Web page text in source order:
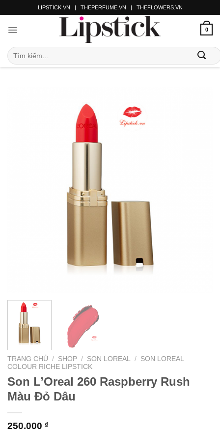
LIPSTICK.VN | THEPERFUME.VN | THEFLOWERS.VN
0
TRANG CHỦ / SHOP / SON LOREAL / SON LOREAL
COLOUR RICHE LIPSTICK
Son L’Oreal 260 Raspberry Rush
Màu Đỏ Dâu
250.000 ₫